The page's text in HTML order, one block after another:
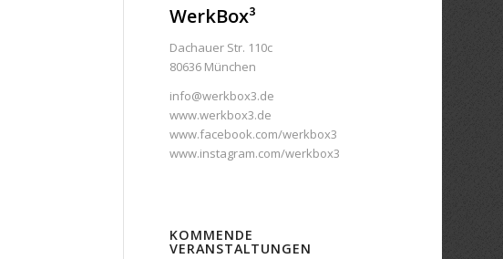
Office 365
WerkBox³
Dachauer Str. 110c
80636 München
info@werkbox3.de
www.werkbox3.de
www.facebook.com/werkbox3
www.instagram.com/werkbox3
KOMMENDE
VERANSTALTUNGEN